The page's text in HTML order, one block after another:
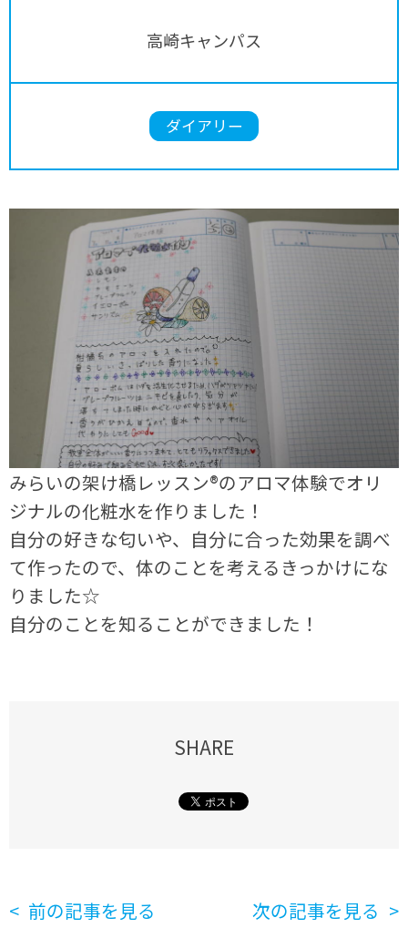
高崎キャンパス
ダイアリー
みらいの架け橋レッスン®のアロマ体験でオリ
ジナルの化粧水を作りました！
自分の好きな匂いや、自分に合った効果を調べ
て作ったので、体のことを考えるきっかけにな
りました☆
自分のことを知ることができました！
SHARE
前の記事を見る 次の記事を見る